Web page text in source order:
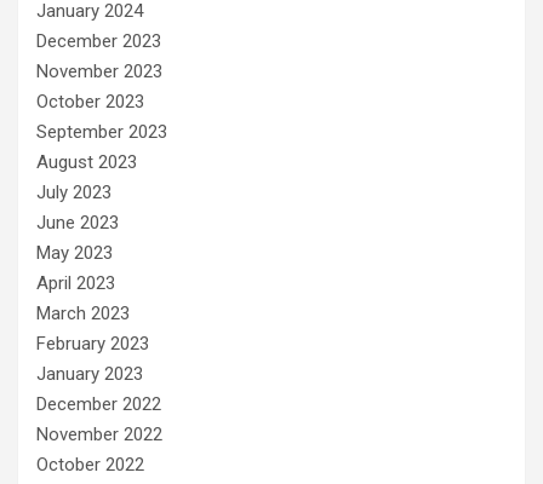
January 2024
December 2023
November 2023
October 2023
September 2023
August 2023
July 2023
June 2023
May 2023
April 2023
March 2023
February 2023
January 2023
December 2022
November 2022
October 2022